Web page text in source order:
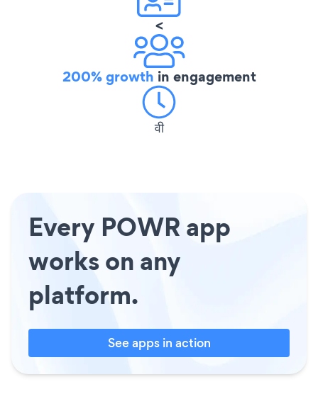
<
200% growth in engagement
वी
Every POWR app
works on any
platform.
See apps in action